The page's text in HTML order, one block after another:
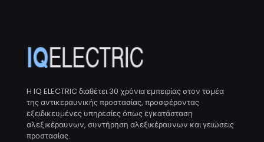
H IQ ELECTRIC διαθέτει 30 χρόνια εμπειρίας στον τομέα
της αντικεραυνικής προστασίας, προσφέροντας
εξειδικευμένες υπηρεσίες όπως εγκατάσταση
αλεξικέραυνων, συντήρηση αλεξικέραυνων και γειώσεις
προστασίας.